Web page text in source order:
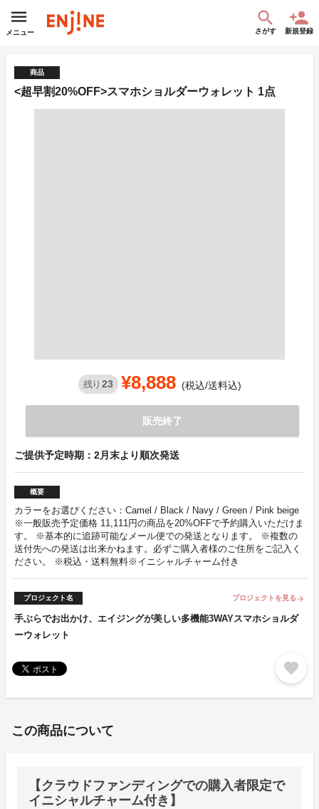
メニュー さがす 新規登録
商品
<超早割20%OFF>スマホショルダーウォレット 1点
残り 23 ¥8,888 (税込/送料込)
販売終了
ご提供予定時期：2月末より順次発送
概要
カラーをお選びください：Camel / Black / Navy / Green / Pink beige
※一般販売予定価格 11,111円の商品を20%OFFで予約購入いただけま
す。 ※基本的に追跡可能なメール便での発送となります。 ※複数の
送付先への発送は出来かねます。必ずご購入者様のご住所をご記入く
ださい。 ※税込・送料無料※イニシャルチャーム付き
プロジェクト名 プロジェクトを見る arrow_forward
手ぶらでお出かけ、エイジングが美しい多機能3WAYスマホショルダ
ーウォレット
favorite
この商品について
【クラウドファンディングでの購入者限定で
イニシャルチャーム付き】